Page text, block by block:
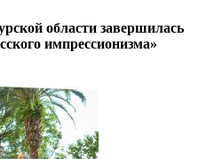
области завершилась
импрессионизма»